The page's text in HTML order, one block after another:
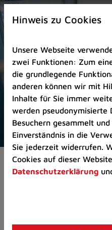
Zur
Startseite
Zum
Seitenanfang
springen
(Schnelltaste
A)
Zur
Navigation/Menü
springen
(Schnelltaste
M)
Zur
8)
Hinweis zu Cookies
Unsere Webseite
zwei Funktionen: Zum
die grundlegende
anderen können wir mit
Inhalte für Sie immer
werden pseudonymisierte
Besuchern gesammelt
Einverständnis in die
Sie jederzeit widerrufen.
Cookies auf dieser
Datenschutzerklärung